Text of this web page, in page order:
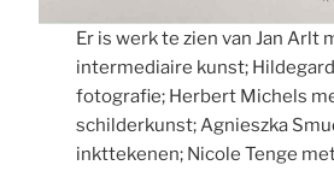
Er is werk te zien van Jan Arlt
intermediaire kunst;
fotografie; Herbert Michels
schilderkunst; Agnieszka
inkttekenen; Nicole Tenge